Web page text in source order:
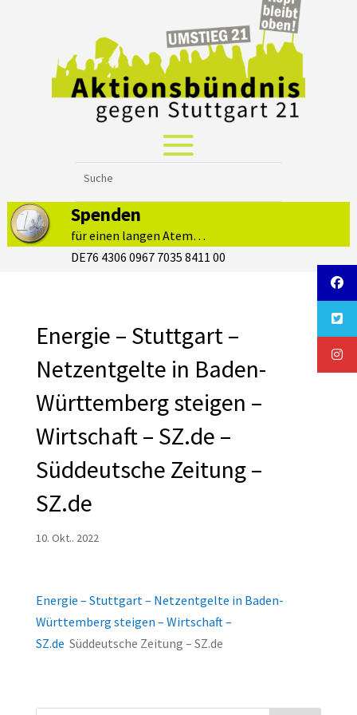
Spenden
für einen langen Atem…
DE76 4306 0967 7035 8411 00
Energie – Stuttgart –
Netzentgelte in Baden-
Württemberg steigen –
Wirtschaft – SZ.de –
Süddeutsche Zeitung –
SZ.de
10. Okt.. 2022
Energie – Stuttgart – Netzentgelte in Baden-
Württemberg steigen – Wirtschaft –
SZ.de Süddeutsche Zeitung – SZ.de